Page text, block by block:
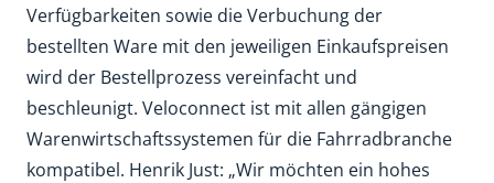
Verfügbarkeiten sowie die Verbuchung der
bestellten Ware mit den jeweiligen Einkaufspreisen
wird der Bestellprozess vereinfacht und
beschleunigt. Veloconnect ist mit allen gängigen
Warenwirtschaftssystemen für die Fahrradbranche
kompatibel. Henrik Just: „Wir möchten ein hohes